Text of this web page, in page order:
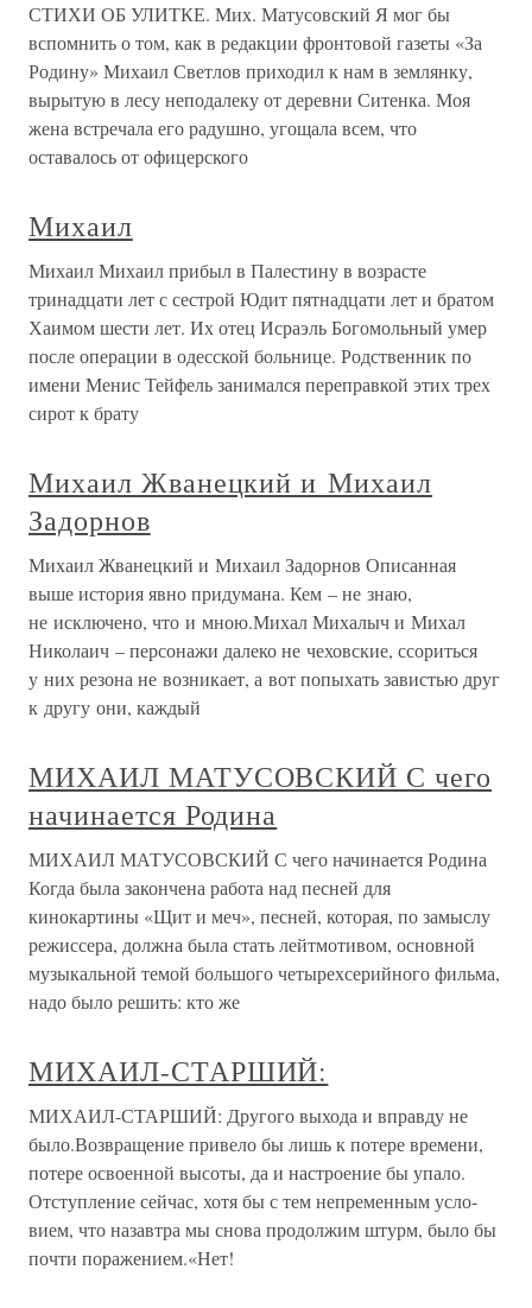
СТИХИ ОБ УЛИТКЕ. Мих. Матусовский Я мог бы
вспомнить о том, как в редакции фронтовой газеты «За
Родину» Михаил Светлов приходил к нам в землянку,
вырытую в лесу неподалеку от деревни Ситенка. Моя
жена встречала его радушно, угощала всем, что
оставалось от офицерского
Михаил
Михаил Михаил прибыл в Палестину в возрасте
тринадцати лет с сестрой Юдит пятнадцати лет и братом
Хаимом шести лет. Их отец Исраэль Богомольный умер
после операции в одесской больнице. Родственник по
имени Менис Тейфель занимался переправкой этих трех
сирот к брату
Михаил Жванецкий и Михаил
Задорнов
Михаил Жванецкий и Михаил Задорнов Описанная
выше история явно придумана. Кем – не знаю,
не исключено, что и мною.Михал Михалыч и Михал
Николаич – персонажи далеко не чеховские, ссориться
у них резона не возникает, а вот попыхать завистью друг
к другу они, каждый
МИХАИЛ МАТУСОВСКИЙ С чего
начинается Родина
МИХАИЛ МАТУСОВСКИЙ С чего начинается Родина
Когда была закончена работа над песней для
кинокартины «Щит и меч», песней, которая, по замыслу
режиссера, должна была стать лейтмотивом, основной
музыкальной темой большого четырехсерийного фильма,
надо было решить: кто же
МИХАИЛ-СТАРШИЙ:
МИХАИЛ-СТАРШИЙ: Другого выхода и вправду не
было.Возвращение привело бы лишь к потере времени,
потере освоенной высоты, да и настроение бы упало.
Отступление сейчас, хотя бы с тем непременным усло­
вием, что назавтра мы снова продолжим штурм, было бы
почти поражением.«Нет!